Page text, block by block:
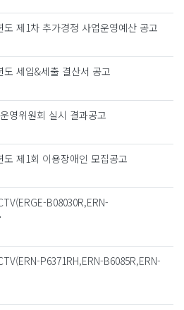
제1차 추가경정 사업운영예산 공고
세입&세출 결산서 공고
영위원회 실시 결과공고
제1회 이용장애인 모집공고
B08030R,ERN-
P6371RH,ERN-B6085R,ERN-